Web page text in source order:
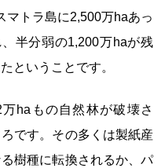
マトラ島に2,500万haあっ
半分弱の1,200万haが残
ということです。
haもの自然林が破壊さ
です。その多くは製紙産
樹種に転換されるか、パ